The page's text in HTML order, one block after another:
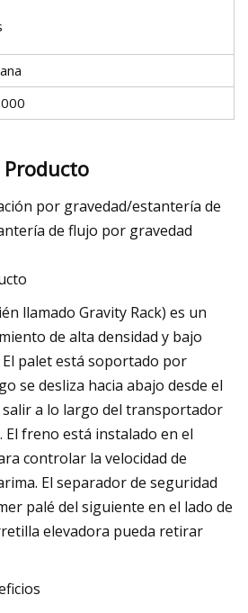
Producto
por gravedad/estantería de
de flujo por gravedad
llamado Gravity Rack) es un
de alta densidad y bajo
palet está soportado por
se desliza hacia abajo desde el
a lo largo del transportador
El freno está instalado en el
controlar la velocidad de
El separador de seguridad
palé del siguiente en el lado de
elevadora pueda retirar